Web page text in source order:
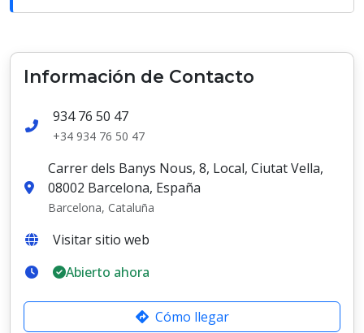
Información de Contacto
934 76 50 47
+34 934 76 50 47
Carrer dels Banys Nous, 8, Local, Ciutat Vella,
08002 Barcelona, España
Barcelona, Cataluña
Visitar sitio web
Abierto ahora
Cómo llegar